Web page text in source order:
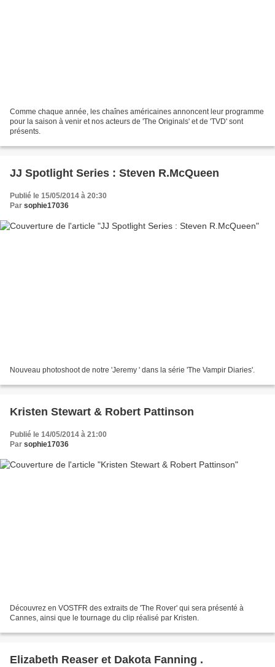
Comme chaque année, les chaînes américaines annoncent leur programme
pour la saison à venir et nos acteurs de 'The Originals' et de 'TVD' sont
présents.
JJ Spotlight Series : Steven R.McQueen
Publié le 15/05/2014 à 20:30
Par sophie17036
Nouveau photoshoot de notre 'Jeremy ' dans la série 'The Vampir Diaries'.
Kristen Stewart & Robert Pattinson
Publié le 14/05/2014 à 21:00
Par sophie17036
Découvrez en VOSTFR des extraits de 'The Rover' qui sera présenté à
Cannes, ainsi que le tournage du clip réalisé par Kristen.
Elizabeth Reaser et Dakota Fanning .